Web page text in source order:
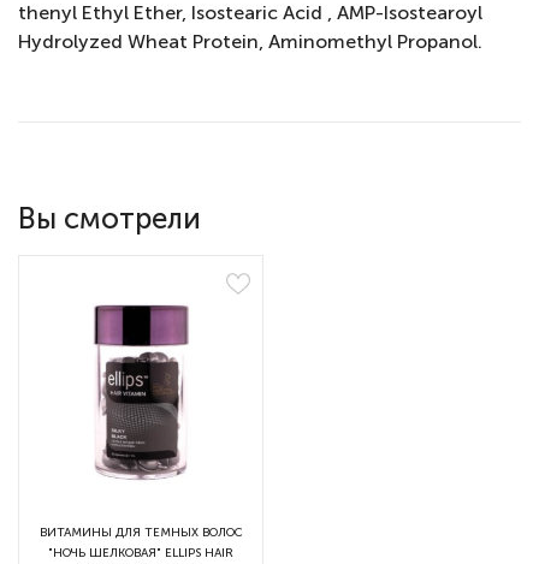
thenyl Ethyl Ether, Isostearic Acid , AMP-Isostearoyl
Hydrolyzed Wheat Protein, Aminomethyl Propanol.
Вы смотрели
ВИТАМИНЫ ДЛЯ ТЕМНЫХ ВОЛОС
"НОЧЬ ШЕЛКОВАЯ" ELLIPS HAIR